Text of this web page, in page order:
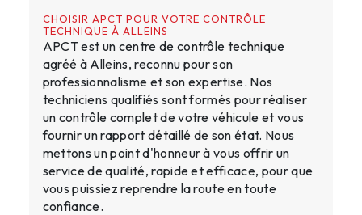
CHOISIR APCT POUR VOTRE CONTRÔLE
TECHNIQUE À ALLEINS
APCT est un centre de contrôle technique
agréé à Alleins, reconnu pour son
professionnalisme et son expertise. Nos
techniciens qualifiés sont formés pour réaliser
un contrôle complet de votre véhicule et vous
fournir un rapport détaillé de son état. Nous
mettons un point d'honneur à vous offrir un
service de qualité, rapide et efficace, pour que
vous puissiez reprendre la route en toute
confiance.